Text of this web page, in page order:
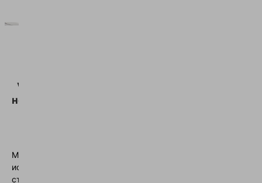
Vimeo нам
необходимо
Мы
используем
сторонний